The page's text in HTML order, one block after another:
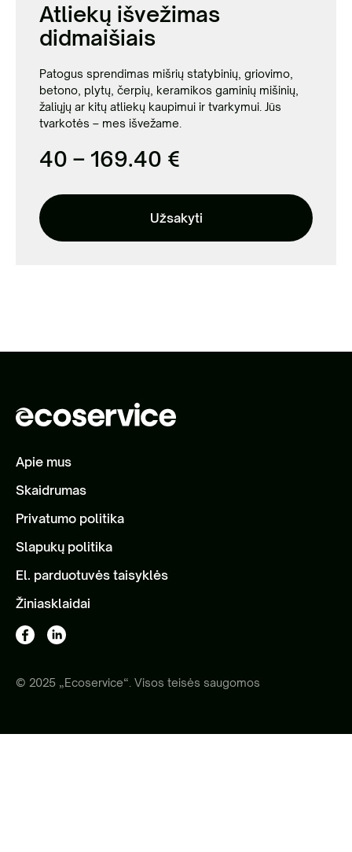
Atliekų išvežimas
didmaišiais
Patogus sprendimas mišrių statybinių, griovimo,
betono, plytų, čerpių, keramikos gaminių mišinių,
žaliųjų ar kitų atliekų kaupimui ir tvarkymui. Jūs
tvarkotės – mes išvežame.
40 – 169.40 €
Užsakyti
Apie mus
Skaidrumas
Privatumo politika
Slapukų politika
El. parduotuvės taisyklės
Žiniasklaidai
© 2025 „Ecoservice“. Visos teisės saugomos